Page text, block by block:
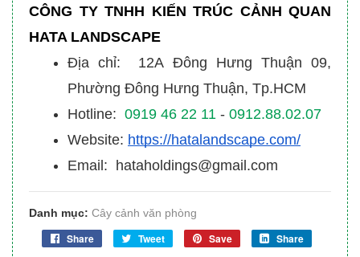
CÔNG TY TNHH KIẾN TRÚC CẢNH QUAN
HATA LANDSCAPE
Địa chỉ: 12A Đông Hưng Thuận 09,
Phường Đông Hưng Thuận, Tp.HCM
Hotline: 0919 46 22 11 - 0912.88.02.07
Website: https://hatalandscape.com/
Email: hataholdings@gmail.com
Danh mục: Cây cảnh văn phòng
Share Tweet Save Share